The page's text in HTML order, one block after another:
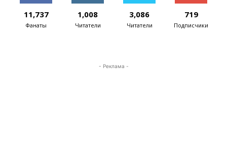
11,737
Фанаты
1,008
Читатели
3,086
Читатели
719
Подписчики
- Реклама -